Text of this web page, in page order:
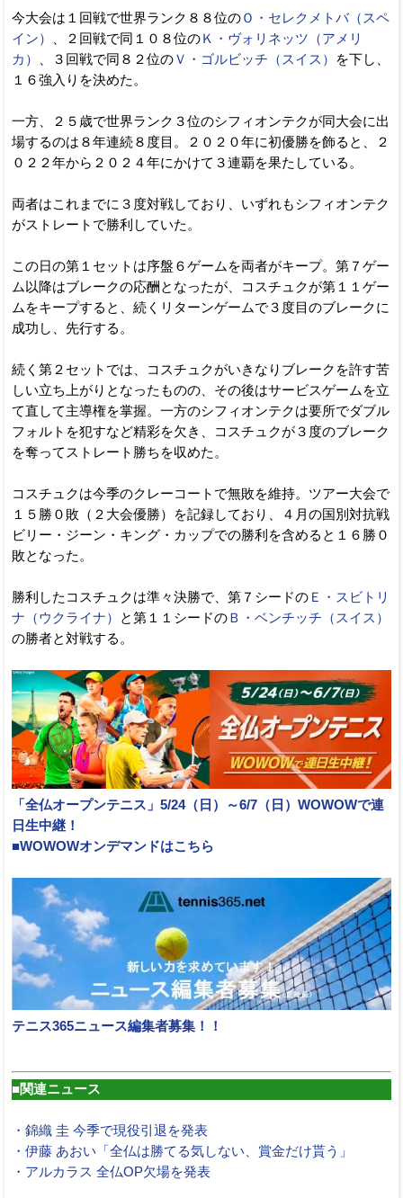
今大会は１回戦で世界ランク８８位のＯ・セレクメトバ（スペ
イン）
、２回戦で同１０８位のＫ・ヴォリネッツ（アメリ
カ）
、３回戦で同８２位のＶ・ゴルビッチ（スイス）
を下し、
１６強入りを決めた。
一方、２５歳で世界ランク３位のシフィオンテクが同大会に出
場するのは８年連続８度目。２０２０年に初優勝を飾ると、２
０２２年から２０２４年にかけて３連覇を果たしている。
両者はこれまでに３度対戦しており、いずれもシフィオンテク
がストレートで勝利していた。
この日の第１セットは序盤６ゲームを両者がキープ。第７ゲー
ム以降はブレークの応酬となったが、コスチュクが第１１ゲー
ムをキープすると、続くリターンゲームで３度目のブレークに
成功し、先行する。
続く第２セットでは、コスチュクがいきなりブレークを許す苦
しい立ち上がりとなったものの、その後はサービスゲームを立
て直して主導権を掌握。一方のシフィオンテクは要所でダブル
フォルトを犯すなど精彩を欠き、コスチュクが３度のブレーク
を奪ってストレート勝ちを収めた。
コスチュクは今季のクレーコートで無敗を維持。ツアー大会で
１５勝０敗（２大会優勝）を記録しており、４月の国別対抗戦
ビリー・ジーン・キング・カップでの勝利を含めると１６勝０
敗となった。
勝利したコスチュクは準々決勝で、第７シードの Ｅ・スビトリ
ナ（ウクライナ）
と第１１シードのＢ・ベンチッチ（スイス）
の勝者と対戦する。
「全仏オープンテニス」5/24（日）～6/7（日）WOWOWで連
日生中継！
■WOWOWオンデマンドはこちら
テニス365ニュース編集者募集！！
■関連ニュース
・錦織 圭 今季で現役引退を発表
・伊藤 あおい「全仏は勝てる気しない、賞金だけ貰う」
・アルカラス 全仏OP欠場を発表